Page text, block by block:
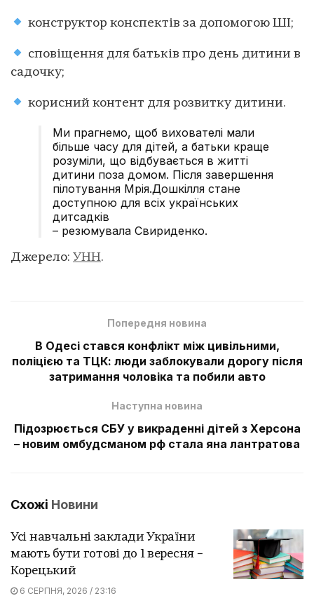
конструктор конспектів за допомогою ШІ;
сповіщення для батьків про день дитини в
садочку;
корисний контент для розвитку дитини.
Ми прагнемо, щоб вихователі мали
більше часу для дітей, а батьки краще
розуміли, що відбувається в житті
дитини поза домом. Після завершення
пілотування Мрія.Дошкілля стане
доступною для всіх українських
дитсадків
– резюмувала Свириденко.
Джерело: УНН.
Попередня новина
В Одесі стався конфлікт між цивільними,
поліцією та ТЦК: люди заблокували дорогу після
затримання чоловіка та побили авто
Наступна новина
Підозрюється СБУ у викраденні дітей з Херсона
– новим омбудсманом рф стала яна лантратова
Схожі Новини
Усі навчальні заклади України
мають бути готові до 1 вересня –
Корецький
6 СЕРПНЯ, 2026 / 23:16